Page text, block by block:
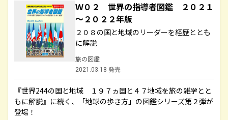
Ｗ０２ 世界の指導者図鑑 ２０２１
～２０２２年版
２０８の国と地域のリーダーを経歴ととも
に解説
旅の図鑑
2021.03.18 発売
『世界244の国と地域 １９７ヵ国と４７地域を旅の雑学とと
もに解説』に続く、「地球の歩き方」の図鑑シリーズ第２弾が
登場！